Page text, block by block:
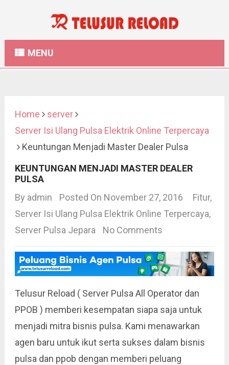
MENU
Home
server
Server Isi Ulang Pulsa Elektrik Online Terpercaya
Keuntungan Menjadi Master Dealer Pulsa
KEUNTUNGAN MENJADI MASTER DEALER
PULSA
By admin Posted On November 27, 2016 Fitur,
Server Isi Ulang Pulsa Elektrik Online Terpercaya,
Server Pulsa Jepara
No Comments
Telusur Reload ( Server Pulsa All Operator dan
PPOB ) memberi kesempatan siapa saja untuk
menjadi mitra bisnis pulsa. Kami menawarkan
agen baru untuk ikut serta sukses dalam bisnis
pulsa dan ppob dengan memberi peluang